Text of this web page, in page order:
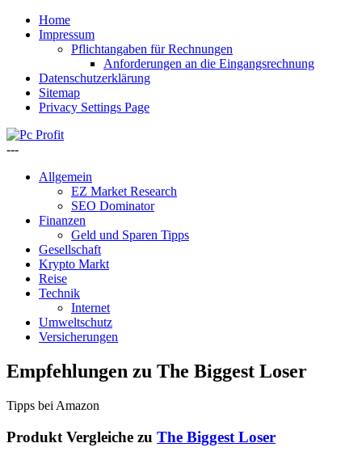
Home
Impressum
Pflichtangaben für Rechnungen
Anforderungen an die Eingangsrechnung
Datenschutzerklärung
Sitemap
Privacy Settings Page
---
Allgemein
EZ Market Research
SEO Dominator
Finanzen
Geld und Sparen Tipps
Gesellschaft
Krypto Markt
Reise
Technik
Internet
Umweltschutz
Versicherungen
Empfehlungen zu The Biggest Loser
Tipps bei Amazon
Produkt Vergleiche zu The Biggest Loser